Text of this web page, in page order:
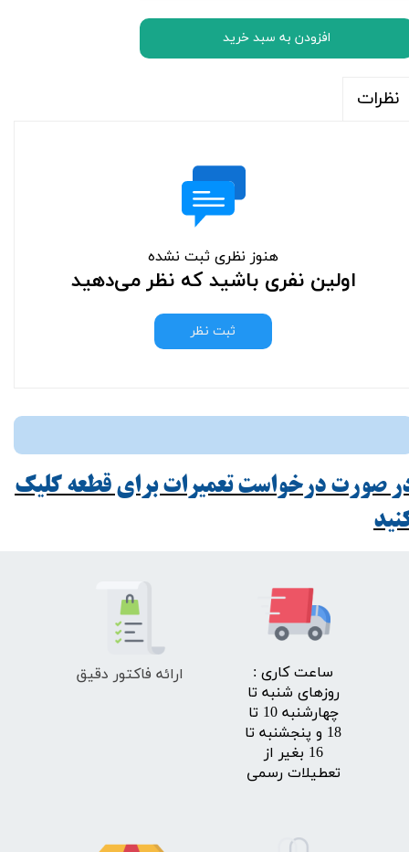
افزودن به سبد خرید
نظرات
هنوز نظری ثبت نشده
اولین نفری باشید که نظر می‌دهید
ثبت نظر
صورت درخواست تعمیرات برای قطعه کلیک
​ساعت کاری :
روزهای شنبه تا
چهارشنبه 10 تا
18 و پنجشنبه تا
16 بغیر از
تعطیلات رسمی
ارائه فاکتور دقیق